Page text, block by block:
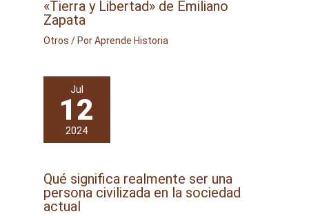
«Tierra y Libertad» de Emiliano
Zapata
Otros / PorAprende Historia
Jul
12
2024
Qué significa realmente ser una
persona civilizada en la sociedad
actual